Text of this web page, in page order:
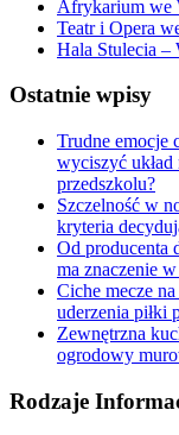
Afrykarium we
Teatr i Opera
Hala Stulecia –
Ostatnie wpisy
Trudne emocje
wyciszyć
przedszkolu?
Szczelność w
kryteria
Od producenta
ma znaczenie
Ciche mecze
uderzenia piłki
Zewnętrzna
ogrodowy
Rodzaje